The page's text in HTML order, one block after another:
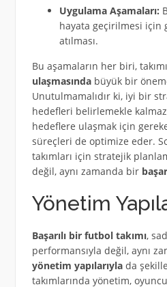
Uygulama Aşamaları:
hayata geçirilmesi için
atılması.
Bu aşamaların her biri,
ulaşmasındabüyük bir
Unutulmamalıdır ki, iyi bir
hedefleri belirlemekle
hedeflere ulaşmak için
süreçleri de optimize eder.
takımları için stratejik
değil, aynı zamanda bir
Yönetim
Başarılı bir futbol takımı,
performansıyla değil, aynı
yönetim yapılarıylada
takımlarında yönetim,